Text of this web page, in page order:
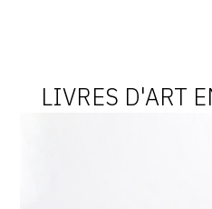
LIVRES D'ART